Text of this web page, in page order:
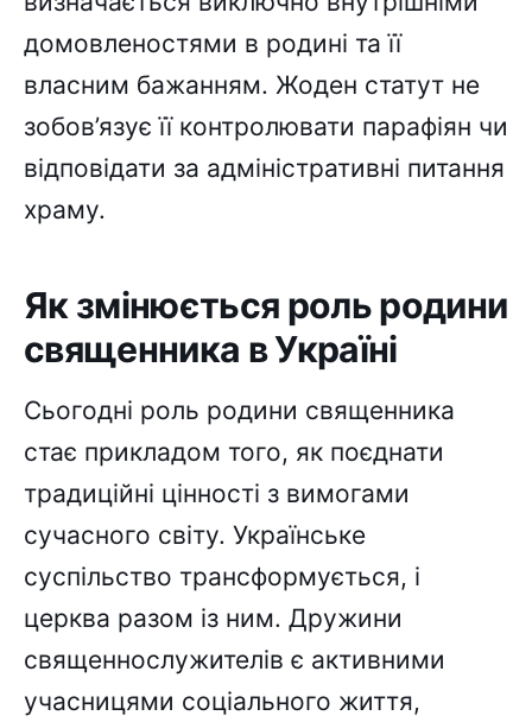
домовленостями в родині та її
власним бажанням. Жоден статут не
зобов’язує її контролювати парафіян чи
відповідати за адміністративні питання
храму.
Як змінюється роль родини
священника в Україні
Сьогодні роль родини священника
стає прикладом того, як поєднати
традиційні цінності з вимогами
сучасного світу. Українське
суспільство трансформується, і
церква разом із ним. Дружини
священнослужителів є активними
учасницями соціального життя,